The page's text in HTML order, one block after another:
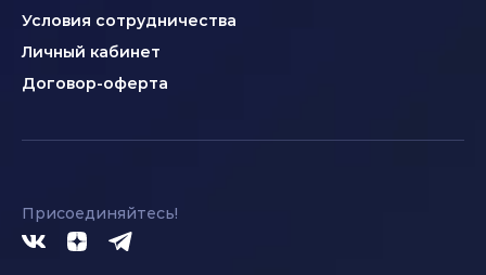
Условия сотрудничества
Личный кабинет
Договор-оферта
Присоединяйтесь!